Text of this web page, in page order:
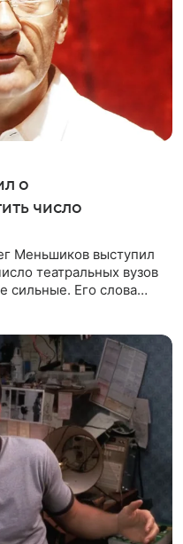
о
число
Меньшиков выступил
театральных вузов
сильные. Его слова